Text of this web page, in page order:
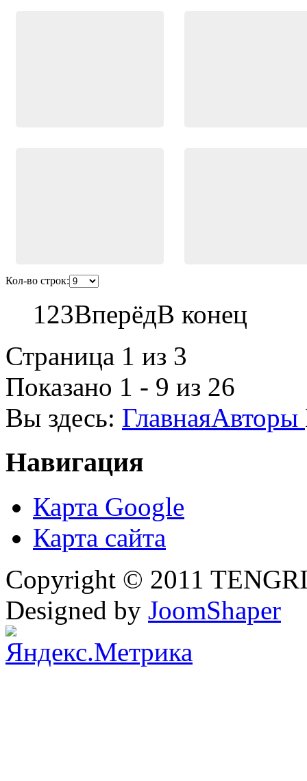
Кол-во строк:
123ВперёдВ конец
Страница 1 из 3
Показано 1 - 9 из 26
Вы здесь: ГлавнаяАвторы
Навигация
Карта Google
Карта сайта
Copyright © 2011
Designed by JoomShaper